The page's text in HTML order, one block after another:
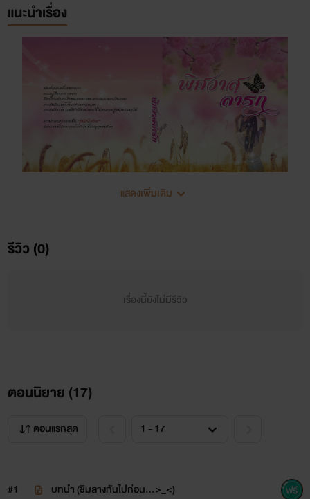
แนะนำเรื่อง
แสดงเพิ่มเติม
รีวิว (0)
เรื่องนี้ยังไม่มีรีวิว
ตอนนิยาย (17)
ตอนแรกสุด
#1 บทนำ (ชิมลางกันไปก่อน...>_<)